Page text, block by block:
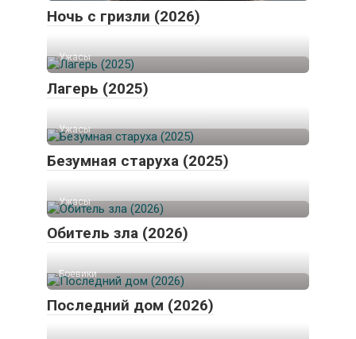
Ночь с гризли (2026)
Ужасы
Лагерь (2025)
Ужасы
Безумная старуха (2025)
Ужасы
Обитель зла (2026)
Боевики
Последний дом (2026)